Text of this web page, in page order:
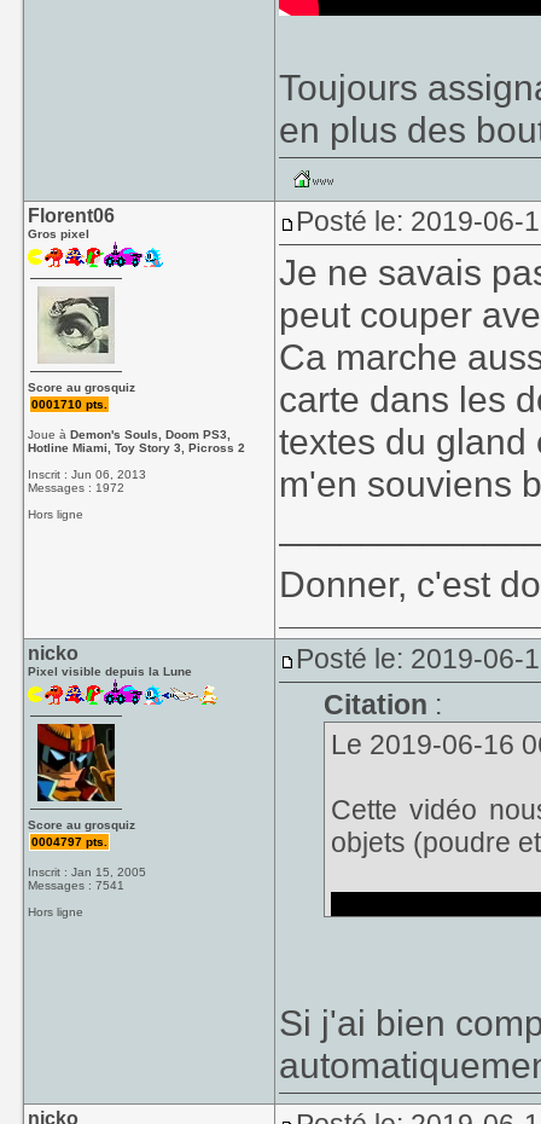
Toujours
en plus des
Florent06
Gros pixel
Score au grosquiz
0001710 pts.
Joue àDemon's Souls, Doom PS3,
Hotline Miami, Toy Story 3, Picross 2
Inscrit : Jun 06, 2013
Messages : 1972
Hors ligne
Posté le: 2019-06-
Je ne savais
peut couper
Ca marche
carte dans les
textes du gland
m'en souviens
Donner, c'est
nicko
Pixel visible depuis la Lune
Score au grosquiz
0004797 pts.
Inscrit : Jan 15, 2005
Messages : 7541
Hors ligne
Posté le: 2019-06-
Citation :
Le 2019-06-16
Cette vidéo
objets (poudre
Si j'ai bien
nicko